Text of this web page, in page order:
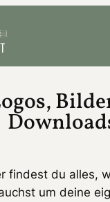
findest du alles,
um deine